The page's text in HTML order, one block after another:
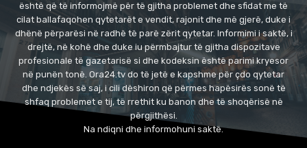
është që të informojmë për të gjitha problemet dhe sfidat me të
cilat ballafaqohen qytetarët e vendit, rajonit dhe më gjerë, duke i
dhënë përparësi në radhë të parë zërit qytetar. Informimi i saktë, i
drejtë, në kohë dhe duke iu përmbajtur të gjitha dispozitave
profesionale të gazetarisë si dhe kodeksin është parimi kryesor
në punën tonë. Ora24.tv do të jetë e kapshme për çdo qytetar
dhe ndjekës së saj, i cili dëshiron që përmes hapësirës sonë të
shfaq problemet e tij, të rrethit ku banon dhe të shoqërisë në
përgjithësi.
Na ndiqni dhe informohuni saktë.